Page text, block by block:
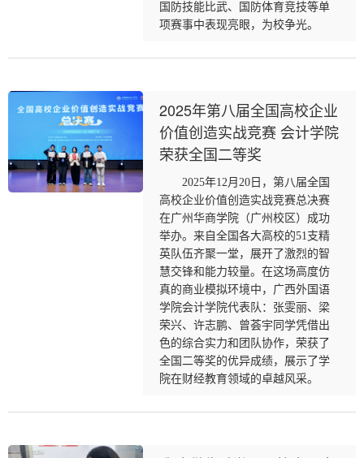
国防技能比武、国防体育竞技等单
项赛事中表现亮眼，为校争光。
2025年第八届全国高校企业
价值创造实战竞赛 会计学院
荣获全国二等奖
2025年12月20日，第八届全国
高校企业价值创造实战竞赛总决赛
在广州华商学院（广州校区）成功
举办。来自全国各大高校的51支精
英队伍齐聚一堂，展开了激烈的智
慧交锋和能力较量。在这场高度仿
真的商业模拟环境中，广西外国语
学院会计学院代表队：张雯丽、梁
荣兴、许志鹏、曾荟宇同学凭借出
色的综合实力和团队协作，荣获了
全国二等奖的优异成绩，展示了学
院在财经教育领域的卓越风采。